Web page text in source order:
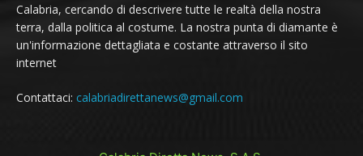
Calabria, cercando di descrivere tutte le realtà della nostra
terra, dalla politica al costume. La nostra punta di diamante è
un'informazione dettagliata e costante attraverso il sito
internet
Contattaci: calabriadirettanews@gmail.com